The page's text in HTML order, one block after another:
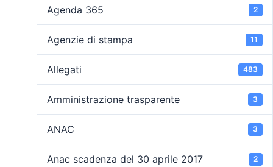
Agenda 365 2
Agenzie di stampa 11
Allegati 483
Amministrazione trasparente 3
ANAC 3
Anac scadenza del 30 aprile 2017 2